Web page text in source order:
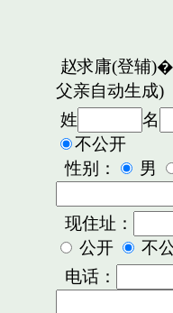
赵求庸(登辅)�
父亲自动生成)
姓
名
不公开
性别：
男
现住址：
公开
不
电话：